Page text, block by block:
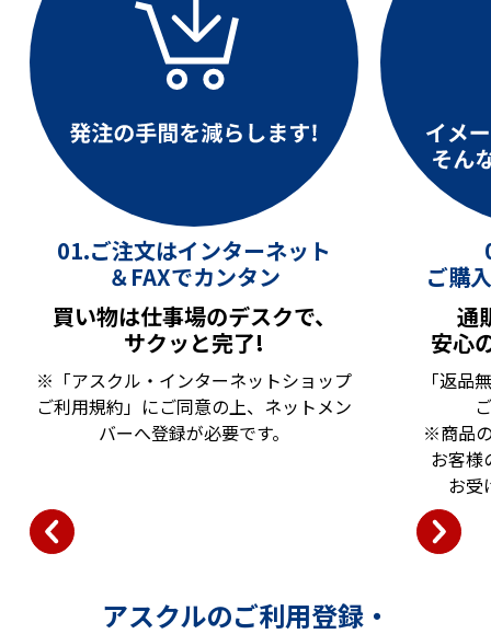
01.ご注文はインターネット
＆FAXでカンタン
買い物は仕事場のデスクで、
サクッと完了!
※「アスクル・インターネットショップ
ご利用規約」にご同意の上、ネットメン
バーへ登録が必要です。
ご購
通
安心
「返品
※商品
お客様
お受
アスクルのご利用登録・